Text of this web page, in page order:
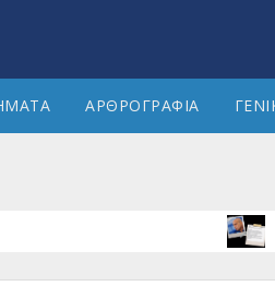
ΑΡΘΡΟΓΡΑΦΙΑ
ΔΙΑΙΤΗΣΙΑ